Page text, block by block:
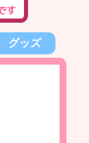
グッズ